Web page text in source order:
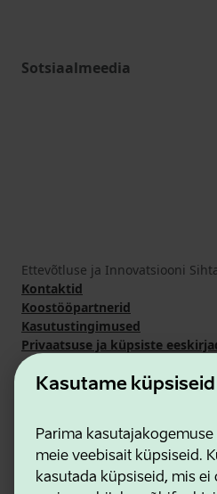
Kasutame küpsiseid
Parima
meie veebisait küpsiseid.
kasutada küpsiseid, mis
Sotsiaalmeedia
Ettevõtluse ja Innovatsiooni
Kontaktid
Koostööpartnerid
Kasutustingimused
Privaatsuse ja küpsiste